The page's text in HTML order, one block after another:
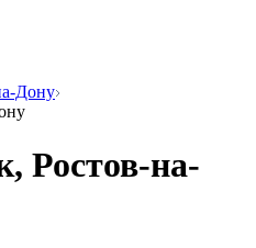
Дону
Ростов-на-